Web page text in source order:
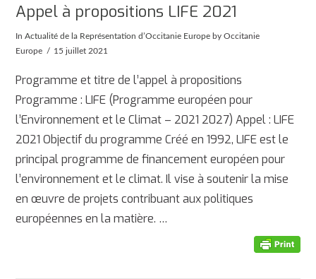
Appel à propositions LIFE 2021
InActualité de la Représentation d’Occitanie Europe by Occitanie
Europe
15 juillet 2021
Programme et titre de l’appel à propositions
Programme : LIFE (Programme européen pour
l’Environnement et le Climat – 2021 2027) Appel : LIFE
2021 Objectif du programme Créé en 1992, LIFE est le
principal programme de financement européen pour
l’environnement et le climat. Il vise à soutenir la mise
en œuvre de projets contribuant aux politiques
européennes en la matière. …